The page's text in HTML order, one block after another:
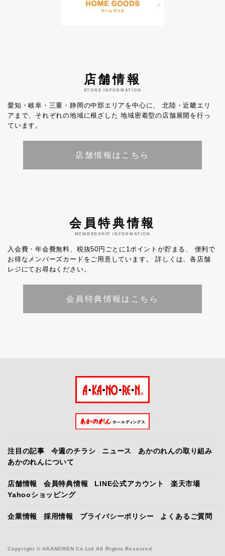
店舗情報
STORE INFORMATION
愛知・岐阜・三重・静岡の中部エリアを中心に、
北陸・近畿エリ
アまで、それぞれの地域に根ざした 地域密着型の店舗展開を行っ
ています。
店舗情報はこちら
会員特典情報
MEMBERSHIP INFORMATION
入会費・年会費無料、税抜50円ごとに1ポイントが貯まる、
便利で
お得なメンバーズカードをご用意しています。
詳しくは、各店舗
レジにてお尋ねください。
会員特典情報はこちら
Copyright © AKANOREN Co.Ltd.All Rights Reserved
注目の記事 今週のチラシ ニュース
あかのれんの取り組み
あかのれんについて
店舗情報 会員特典情報 LINE公式アカウント
楽天市場
Yahooショッピング
企業情報 採用情報 プライバシーポリシー よくあるご質問